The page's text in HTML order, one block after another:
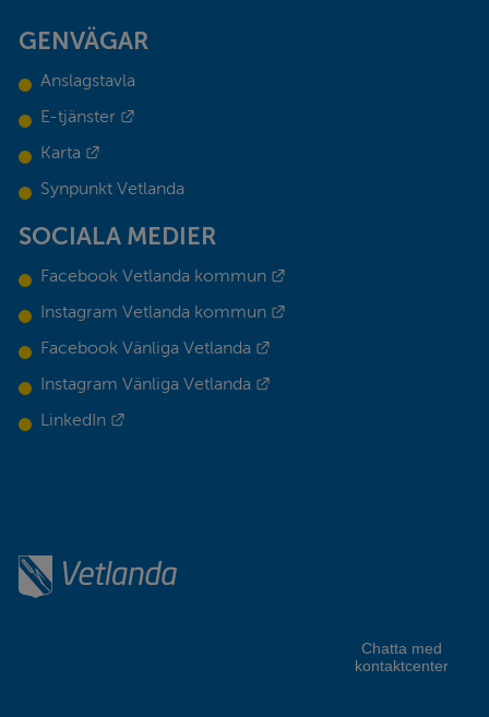
GENVÄGAR
Anslagstavla
E-tjänster
Karta
Synpunkt Vetlanda
SOCIALA MEDIER
Facebook Vetlanda kommun
Instagram Vetlanda kommun
Facebook Vänliga Vetlanda
Instagram Vänliga Vetlanda
LinkedIn